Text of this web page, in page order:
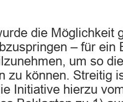
die Möglichkeit
– für ein
um so
zu können. Streitig
Initiative hierzu